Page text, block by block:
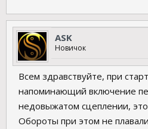
ASK
Новичок
Всем здравствуйте, при
напоминающий включение
недовыжатом сцеплении,
Обороты при этом не